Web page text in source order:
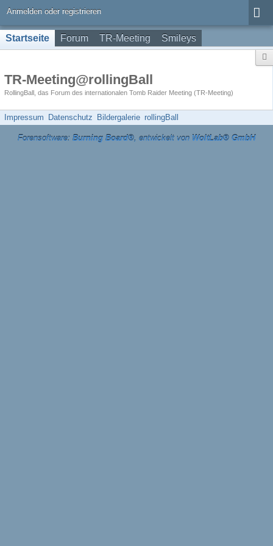
Anmelden oder registrieren
Startseite Forum TR-Meeting Smileys
TR-Meeting@rollingBall
RollingBall, das Forum des internationalen Tomb Raider Meeting (TR-Meeting)
Impressum Datenschutz Bildergalerie rollingBall
Forensoftware: Burning Board®, entwickelt von WoltLab® GmbH